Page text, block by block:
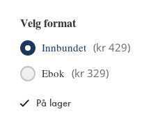
Velg format
Innbundet (kr 429)
Ebok (kr 329)
På lager